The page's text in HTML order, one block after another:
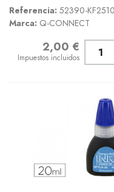
Referencia: 52390-
Marca: Q-CONNECT
2,00 €
Impuestos incluidos